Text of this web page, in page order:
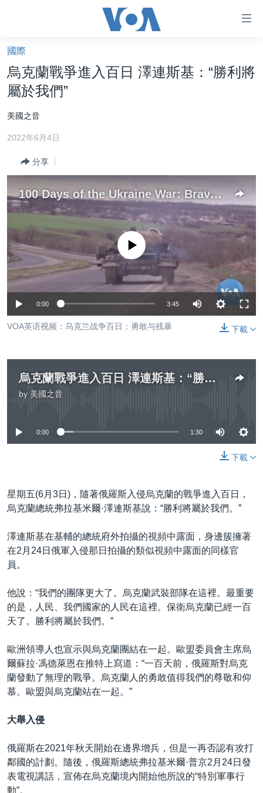
礙
鏈
接
跳
轉
內
到
導
航
轉
到
檢
美國大選2024
海外港人
新聞自由
揭謊頻道
美國
中國
國際
經貿
視頻
VOA 60秒 (國際)
美國專訊
視頻存檔
時事經緯
新聞音頻
海外港人
美國透視
關注我們
國際
烏克蘭戰爭進入百日 澤連斯基：“勝利將
屬於我們”
美國之音
2022年6月4日
分享
100 Days of the Ukraine War: Bravery and Brutality
No media source currently available
0:00 3:45
下載
VOA英语视频：乌克兰战争百日：勇敢与残暴
烏克蘭戰爭進入百日 澤連斯基：“勝利將屬於我們”
by 美國之音
0:00 1:30
下載
星期五(6月3日)，隨著俄羅斯入侵烏克蘭的戰爭進入百日，
烏克蘭總統弗拉基米爾·澤連斯基說：“勝利將屬於我們。”
澤連斯基在基輔的總統府外拍攝的視頻中露面，身邊簇擁著
在2月24日俄軍入侵那日拍攝的類似視頻中露面的同樣官
員。
他說：“我們的團隊更大了。烏克蘭武裝部隊在這裡。最重要
的是，人民、我們國家的人民在這裡。保衛烏克蘭已經一百
天了。勝利將屬於我們。”
歐洲領導人也宣示與烏克蘭團結在一起。歐盟委員會主席烏
爾蘇拉·馮德萊恩在推特上寫道：“一百天前，俄羅斯對烏克
蘭發動了無理的戰爭。烏克蘭人的勇敢值得我們的尊敬和仰
慕。歐盟與烏克蘭站在一起。”
大舉入侵
俄羅斯在2021年秋天開始在邊界增兵，但是一再否認有攻打
鄰國的計劃。隨後，俄羅斯總統弗拉基米爾·普京2月24日發
表電視講話，宣佈在烏克蘭境內開始他所說的“特別軍事行
動”。